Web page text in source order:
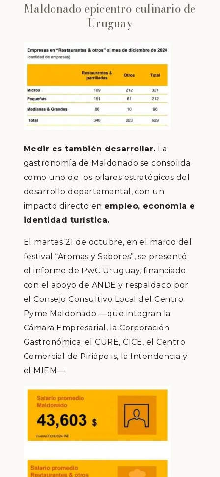
Maldonado epicentro culinario de
Uruguay
Medir es también desarrollar. La
gastronomía de Maldonado se consolida
como uno de los pilares estratégicos del
desarrollo departamental, con un
impacto directo en empleo, economía e
identidad turística.
El martes 21 de octubre, en el marco del
festival “Aromas y Sabores”, se presentó
el informe de PwC Uruguay, financiado
con el apoyo de ANDE y respaldado por
el Consejo Consultivo Local del Centro
Pyme Maldonado —que integran la
Cámara Empresarial, la Corporación
Gastronómica, el CURE, CICE, el Centro
Comercial de Piriápolis, la Intendencia y
el MIEM—.